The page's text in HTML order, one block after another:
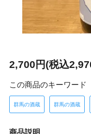
2,700円(税込
この商品のキーワード
群馬の酒蔵 群馬の酒蔵
商品説明